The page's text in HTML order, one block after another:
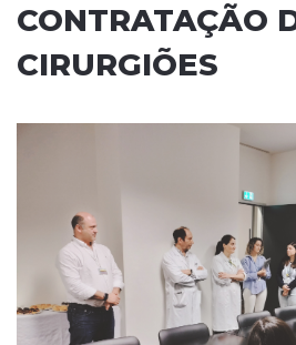
CONTRATAÇÃO
CIRURGIÕES